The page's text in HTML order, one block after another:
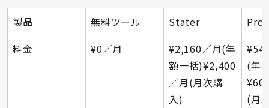
製品 無料ツール Stater
料金
¥0／月
¥2,160／月(年
額一括)¥2,400
／月(月次購
入)
(年
(月